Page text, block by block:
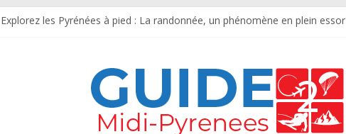
Explorez les Pyrénées à pied : La randonnée, un phénomène en plein essor
Découverte des Villages Médiévaux Oubliés dans les Hautes-Pyrénées
Itinéraire Gourmand des Pyrénées : Fromages, Vins et Spécialités Locales